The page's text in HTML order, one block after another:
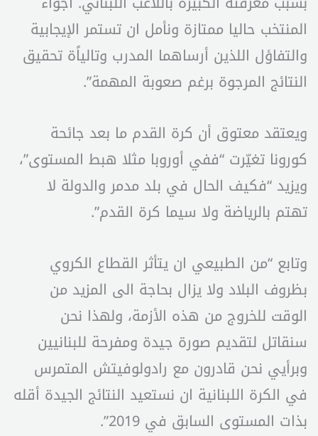
المنتخب حاليا ممتازة ونأمل ان تستمر الإيجابية
والتفاؤل اللذين أرساهما المدرب وتالياًة تحقيق
النتائج المرجوة برغم صعوبة المهمة”.
ويعتقد معتوق أن كرة القدم ما بعد جائحة
كورونا تغيّرت “ففي أوروبا مثلا هبط المستوى”،
ويزيد “فكيف الحال في بلد مدمر والدولة لا
تهتم بالرياضة ولا سيما كرة القدم”.
وتابع “من الطبيعي ان يتأثر القطاع الكروي
بظروف البلاد ولا يزال بحاجة الى المزيد من
الوقت للخروج من هذه الأزمة، ولهذا نحن
سنقاتل لتقديم صورة جيدة ومفرحة للبنانيين
وبرأيي نحن قادرون مع رادولوفيتش المتمرس
في الكرة اللبنانية ان نستعيد النتائج الجيدة أقله
بذات المستوى السابق في 2019”.